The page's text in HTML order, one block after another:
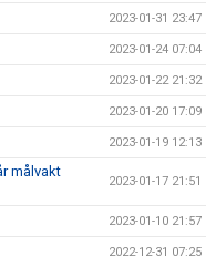
2023-01-31 23:47
2023-01-24 07:04
2023-01-22 21:32
2023-01-20 17:09
2023-01-19 12:13
målvakt
2023-01-17 21:51
2023-01-10 21:57
2022-12-31 07:25